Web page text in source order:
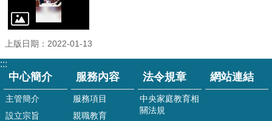
家
庭
教
源
專
區
上版日期：2022-01-13
:::
中心簡介
主管簡介
設立宗旨
服務內容
服務項目
親職教育
法令規章
中央家庭教育相
關法規
網站連結